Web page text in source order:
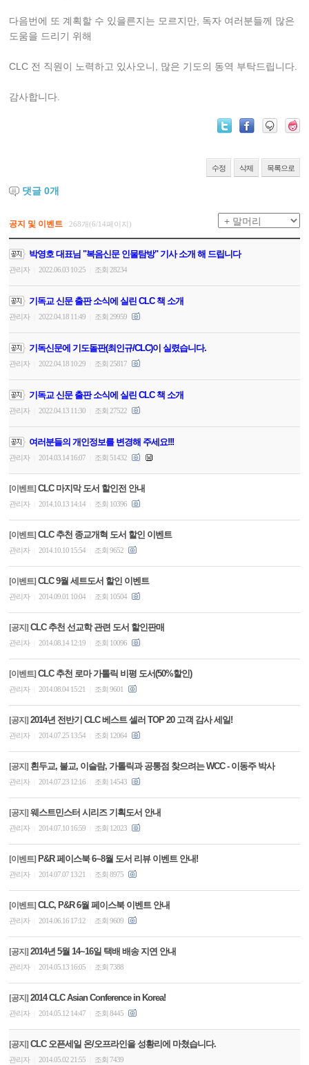
다음번에 또 계획할 수 있을른지는 모르지만, 독자 여러분들께 많은
도움을 드리기 위해
CLC 전 직원이 노력하고 있사오니, 많은 기도의 동역 부탁드립니다.
감사합니다.
수정 삭제 목록으로
댓글0개
공지 및 이벤트 268개(6/14페이지)
박영호 대표님 "복음신문 인물탐방" 기사 소개 해 드립니다
관리자 2022.06.03 10:25 조회 28234
기독교 신문 출판 소식에 실린 CLC 책 소개
관리자 2022.04.18 11:49 조회 29959
기독신문에 기도돌판(최인규/CLC)이 실렸습니다.
관리자 2022.04.18 10:29 조회 25817
기독교 신문 출판 소식에 실린 CLC 책 소개
관리자 2022.04.13 11:30 조회 27522
여러분들의 개인정보를 변경해 주세요!!!
관리자 2014.03.14 16:07 조회 51432
[이벤트] CLC 마지막 도서 할인전 안내
관리자 2014.10.13 14:14 조회 10396
[이벤트] CLC 추천 종교개혁 도서 할인 이벤트
관리자 2014.10.10 15:54 조회 9652
[이벤트] CLC 9월 세트도서 할인 이벤트
관리자 2014.09.01 10:04 조회 10504
[공지] CLC 추천 선교학 관련 도서 할인판매
관리자 2014.08.14 12:19 조회 10096
[이벤트] CLC 추천 로마 가톨릭 비평 도서(50%할인)
관리자 2014.08.04 15:21 조회 9601
[공지] 2014년 전반기 CLC 베스트 셀러 TOP 20 고객 감사 세일!
관리자 2014.07.25 13:54 조회 12064
[공지] 흰두교, 불교, 이슬람, 가톨릭과 공통점 찾으려는 WCC - 이동주 박사
관리자 2014.07.23 12:16 조회 14543
[공지] 웨스트민스터 시리즈 기획도서 안내
관리자 2014.07.10 16:59 조회 12023
[이벤트] P&R 페이스북 6~8월 도서 리뷰 이벤트 안내!
관리자 2014.07.07 13:21 조회 8975
[이벤트] CLC, P&R 6월 페이스북 이벤트 안내
관리자 2014.06.16 17:12 조회 9609
[공지] 2014년 5월 14~16일 택배 배송 지연 안내
관리자 2014.05.13 16:05 조회 7388
[공지] 2014 CLC Asian Conference in Korea!
관리자 2014.05.12 14:47 조회 8445
[공지] CLC 오픈세일 온/오프라인을 성황리에 마쳤습니다.
관리자 2014.05.02 21:55 조회 7439